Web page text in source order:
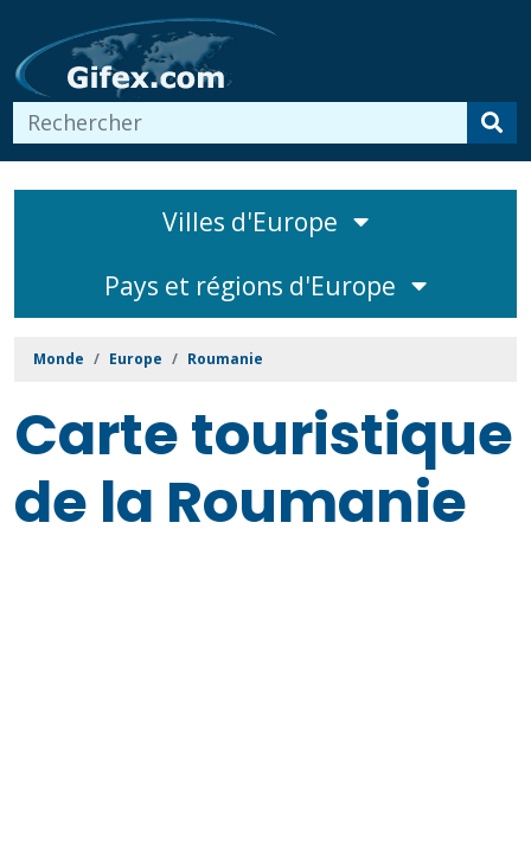
Villes d'Europe
Pays et régions d'Europe
Monde Europe Roumanie
Carte touristique
de la Roumanie